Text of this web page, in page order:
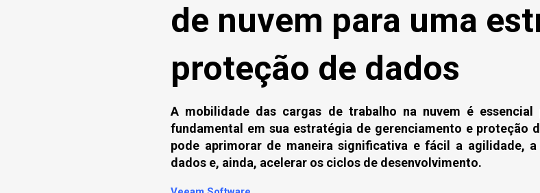
de nuvem para uma
proteção de dados
A mobilidade das cargas de trabalho na nuvem é
fundamental em sua estratégia de gerenciamento e proteção
pode aprimorar de maneira significativa e fácil a agilidade,
dados e, ainda, acelerar os ciclos de desenvolvimento.